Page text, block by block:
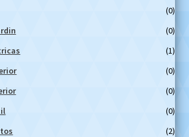
(0)
(0)
(1)
(0)
(0)
(0)
(2)